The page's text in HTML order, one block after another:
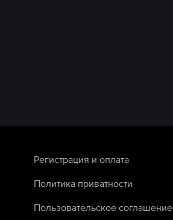
Регистрация и оплата
Политика приватности
Пользовательское соглашение